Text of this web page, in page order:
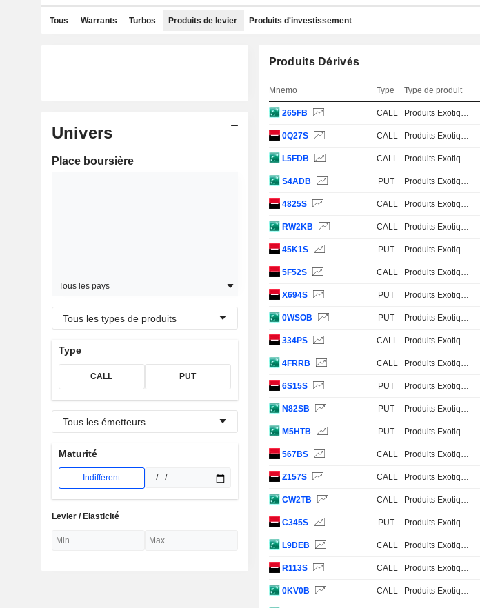
Tous Warrants Turbos Produits de levier Produits d'investissement
Univers
Place boursière
Tous les pays
Tous les types de produits
Type
CALL PUT
Tous les émetteurs
Maturité
Indifférent
Levier / Elasticité
Produits Dérivés
Mnemo Type Type de produit
265FB CALL Produits Exotiques
0Q27S CALL Produits Exotiques
L5FDB CALL Produits Exotiques
S4ADB PUT Produits Exotiques
4825S CALL Produits Exotiques
RW2KB CALL Produits Exotiques
45K1S PUT Produits Exotiques
5F52S CALL Produits Exotiques
X694S PUT Produits Exotiques
0WSOB PUT Produits Exotiques
334PS CALL Produits Exotiques
4FRRB CALL Produits Exotiques
6S15S PUT Produits Exotiques
N82SB PUT Produits Exotiques
M5HTB PUT Produits Exotiques
567BS CALL Produits Exotiques
Z157S CALL Produits Exotiques
CW2TB CALL Produits Exotiques
C345S PUT Produits Exotiques
L9DEB CALL Produits Exotiques
R113S CALL Produits Exotiques
0KV0B CALL Produits Exotiques